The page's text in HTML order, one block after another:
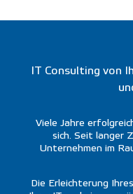
IT Consulting von
Viele Jahre
sich. Seit langer
Unternehmen im
Die Erleichterung